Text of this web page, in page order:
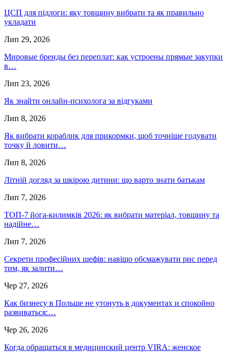
ЦСП для підлоги: яку товщину вибрати та як правильно
укладати
Лип 29, 2026
Мировые бренды без переплат: как устроены прямые закупки
в…
Лип 23, 2026
Як знайти онлайн-психолога за відгуками
Лип 8, 2026
Як вибрати кораблик для прикормки, щоб точніше годувати
точку й ловити…
Лип 8, 2026
Літній догляд за шкірою дитини: що варто знати батькам
Лип 7, 2026
ТОП-7 йога-килимків 2026: як вибрати матеріал, товщину та
надійне…
Лип 7, 2026
Секрети професійних шефів: навіщо обсмажувати рис перед
тим, як залити…
Чер 27, 2026
Как бизнесу в Польше не утонуть в документах и спокойно
развиваться:…
Чер 26, 2026
Когда обращаться в медицинский центр VIRA: женское